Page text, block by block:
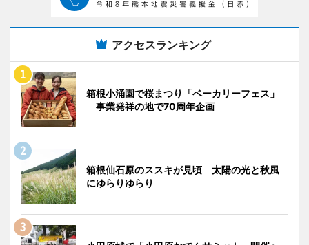
アクセスランキング
箱根小涌園で桜まつり「ベーカリーフェス」
事業発祥の地で70周年企画
箱根仙石原のススキが見頃 太陽の光と秋風
にゆらりゆらり